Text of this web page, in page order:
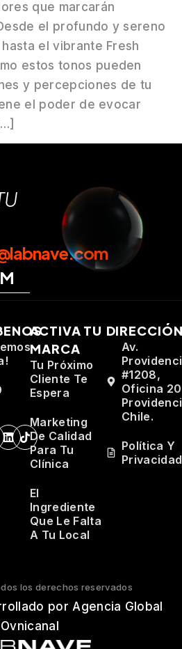
que marcarán
el profundo y sereno
el vibrante Fresh
estos tonos pueden
y percepciones de tu
el poder de evocar
ACTIVA TU
MARCA
Tu Próximo
Cliente Te
Espera
Marketing
De Calidad
Para Tu
Clínica
El
Ingrediente
Que Le Falta
A Tu Local
Av.
#1208,
Oficina
Chile.
Política Y
Privacidad
los derechos reservados
por Agencia Global
Ovnicanal